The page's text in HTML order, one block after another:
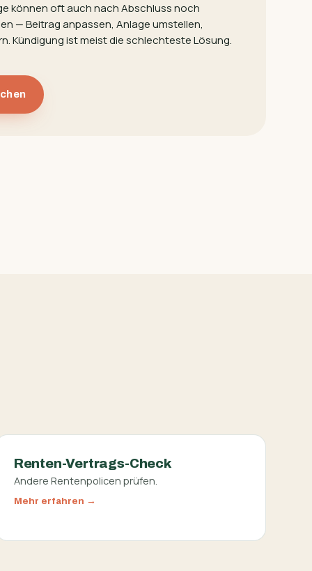
können oft auch nach Abschluss noch
— Beitrag anpassen, Anlage umstellen,
Kündigung ist meist die schlechteste Lösung.
Renten-Vertrags-Check
Andere Rentenpolicen prüfen.
Mehr erfahren